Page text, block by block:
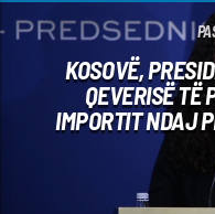
KOSOVË,
QEVERISË TË
IMPORTIT NDAJ